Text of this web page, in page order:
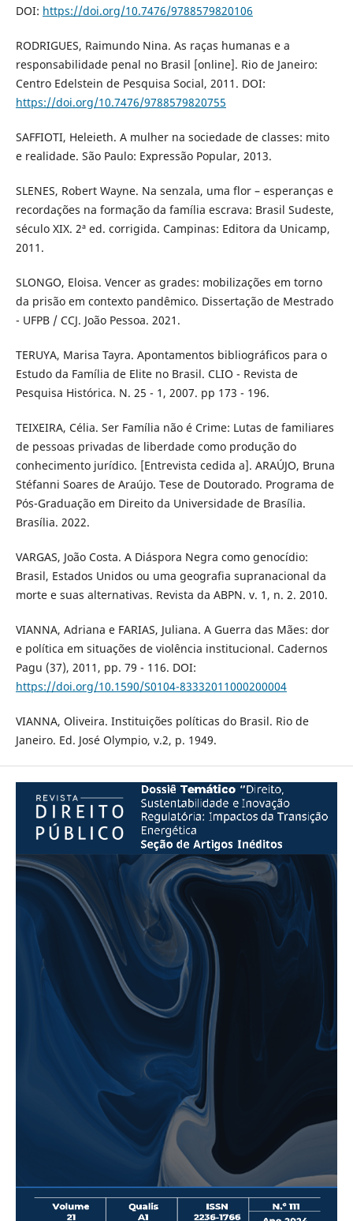
DOI: https://doi.org/10.7476/9788579820106
RODRIGUES, Raimundo Nina. As raças humanas e a
responsabilidade penal no Brasil [online]. Rio de Janeiro:
Centro Edelstein de Pesquisa Social, 2011. DOI:
https://doi.org/10.7476/9788579820755
SAFFIOTI, Heleieth. A mulher na sociedade de classes: mito
e realidade. São Paulo: Expressão Popular, 2013.
SLENES, Robert Wayne. Na senzala, uma flor – esperanças e
recordações na formação da família escrava: Brasil Sudeste,
século XIX. 2ª ed. corrigida. Campinas: Editora da Unicamp,
2011.
SLONGO, Eloisa. Vencer as grades: mobilizações em torno
da prisão em contexto pandêmico. Dissertação de Mestrado
- UFPB / CCJ. João Pessoa. 2021.
TERUYA, Marisa Tayra. Apontamentos bibliográficos para o
Estudo da Família de Elite no Brasil. CLIO - Revista de
Pesquisa Histórica. N. 25 - 1, 2007. pp 173 - 196.
TEIXEIRA, Célia. Ser Família não é Crime: Lutas de familiares
de pessoas privadas de liberdade como produção do
conhecimento jurídico. [Entrevista cedida a]. ARAÚJO, Bruna
Stéfanni Soares de Araújo. Tese de Doutorado. Programa de
Pós-Graduação em Direito da Universidade de Brasília.
Brasília. 2022.
VARGAS, João Costa. A Diáspora Negra como genocídio:
Brasil, Estados Unidos ou uma geografia supranacional da
morte e suas alternativas. Revista da ABPN. v. 1, n. 2. 2010.
VIANNA, Adriana e FARIAS, Juliana. A Guerra das Mães: dor
e política em situações de violência institucional. Cadernos
Pagu (37), 2011, pp. 79 - 116. DOI:
https://doi.org/10.1590/S0104-83332011000200004
VIANNA, Oliveira. Instituições políticas do Brasil. Rio de
Janeiro. Ed. José Olympio, v.2, p. 1949.